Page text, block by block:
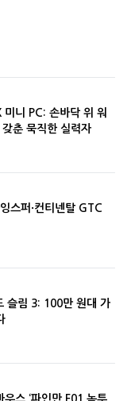
니 PC: 손바닥 위 워
춘 묵직한 실력자
스퍼·컨티넨탈 GTC
슬림 3: 100만 원대 가
스 ‘파인만 F01 녹투